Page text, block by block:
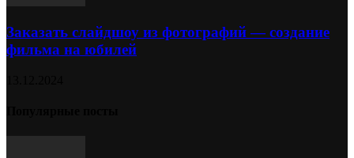
Заказать слайдшоу из фотографий — создание
фильма на юбилей